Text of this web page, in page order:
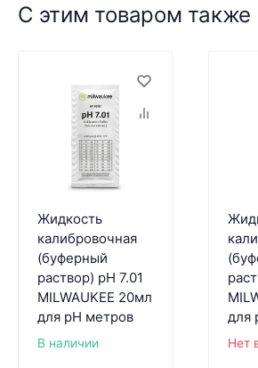
С этим товаром также
Жидкость
калибровочная
(буферный
раствор) pH 7.01
MILWAUKEE 20мл
для pH метров
В наличии
для
Нет